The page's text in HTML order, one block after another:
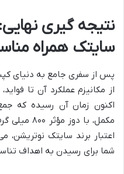
نتیجه گیری
سایتک همراه
از مکانیزم عملکرد آن تا
اکنون زمان آن رسیده که
اعتبار برند سایتک نوتریشن،
شما برای رسیدن به اهداف